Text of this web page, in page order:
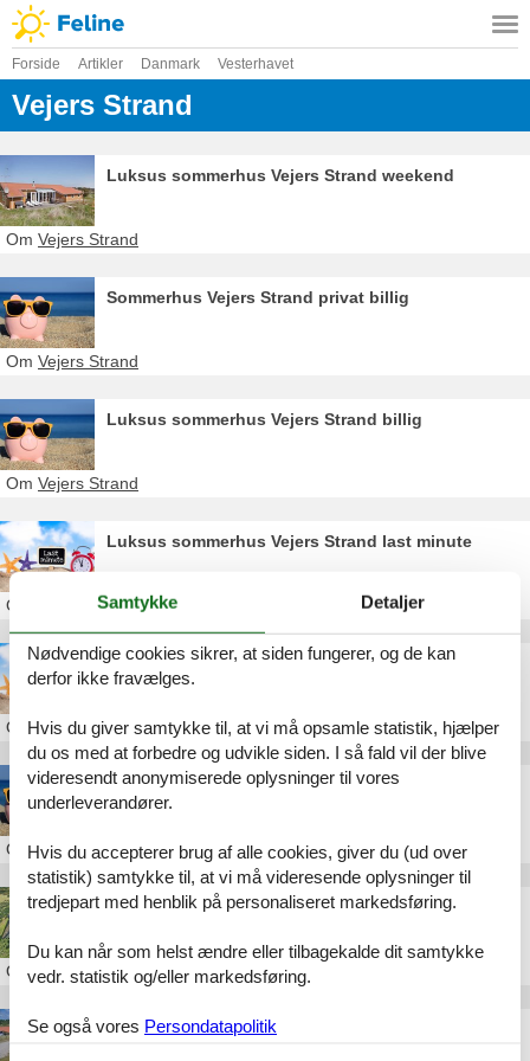
Forside Artikler Danmark Vesterhavet
Vejers Strand
Luksus sommerhus Vejers Strand weekend
Om Vejers Strand
Sommerhus Vejers Strand privat billig
Om Vejers Strand
Luksus sommerhus Vejers Strand billig
Om Vejers Strand
Luksus sommerhus Vejers Strand last minute
Om Vejers Strand
Sommerhus Vejers Strand privat last minute
OmVejers Strand
Poolhus Vejers Strand tilbud
OmVejers Strand
Sommerhus Vejers Strand privat til leje
OmVejers Strand
Luksus sommerhus Vejers Strand til leje
Samtykke Detaljer
Nødvendige cookies sikrer, at siden fungerer, og de kan
derfor ikke fravælges.
Hvis du giver samtykke til, at vi må opsamle statistik, hjælper
du os med at forbedre og udvikle siden. I så fald vil der blive
videresendt anonymiserede oplysninger til vores
underleverandører.
Hvis du accepterer brug af alle cookies, giver du (ud over
statistik) samtykke til, at vi må videresende oplysninger til
tredjepart med henblik på personaliseret markedsføring.
Du kan når som helst ændre eller tilbagekalde dit samtykke
vedr. statistik og/eller markedsføring.
Se også vores Persondatapolitik